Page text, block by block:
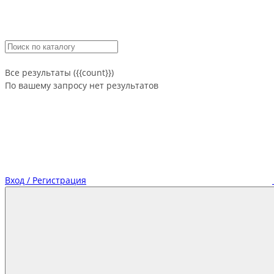
Все результаты ({{count}})
По вашему запросу нет результатов
Вход / Регистрация